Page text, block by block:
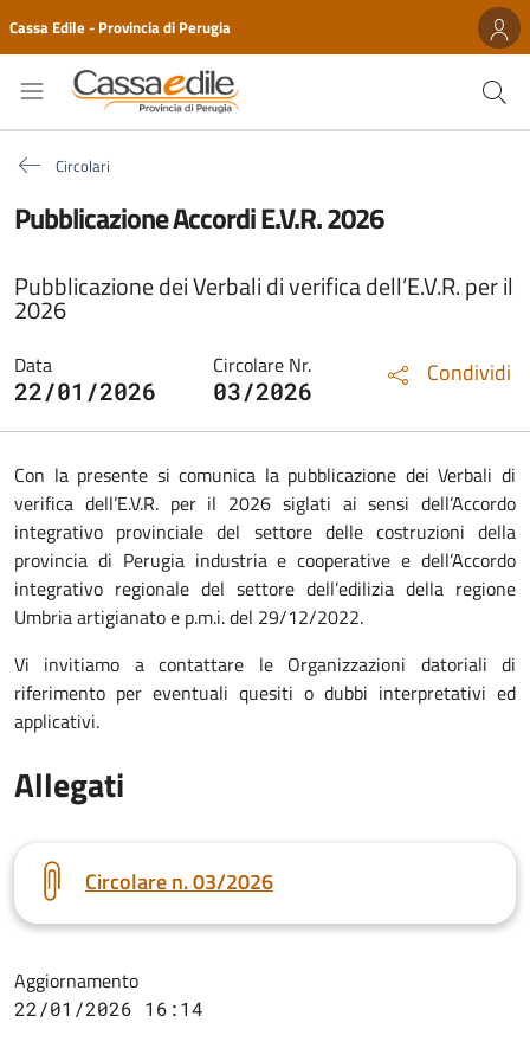
Cassa Edile - Provincia di Perugia
Circolari
Pubblicazione Accordi E.V.R. 2026
Pubblicazione dei Verbali di verifica dell’E.V.R. per il
2026
Data
22/01/2026
Circolare Nr.
03/2026
Condividi
Con la presente si comunica la pubblicazione dei Verbali di
verifica dell’E.V.R. per il 2026 siglati ai sensi dell’Accordo
integrativo provinciale del settore delle costruzioni della
provincia di Perugia industria e cooperative e dell’Accordo
integrativo regionale del settore dell’edilizia della regione
Umbria artigianato e p.m.i. del 29/12/2022.
Vi invitiamo a contattare le Organizzazioni datoriali di
riferimento per eventuali quesiti o dubbi interpretativi ed
applicativi.
Allegati
Circolare n. 03/2026
Aggiornamento
22/01/2026 16:14